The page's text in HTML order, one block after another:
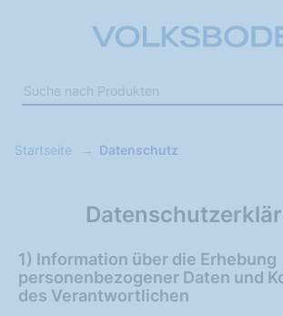
Startseite Datenschutz
1) Information über die Erhebung
personenbezogener Daten und
des Verantwortlichen